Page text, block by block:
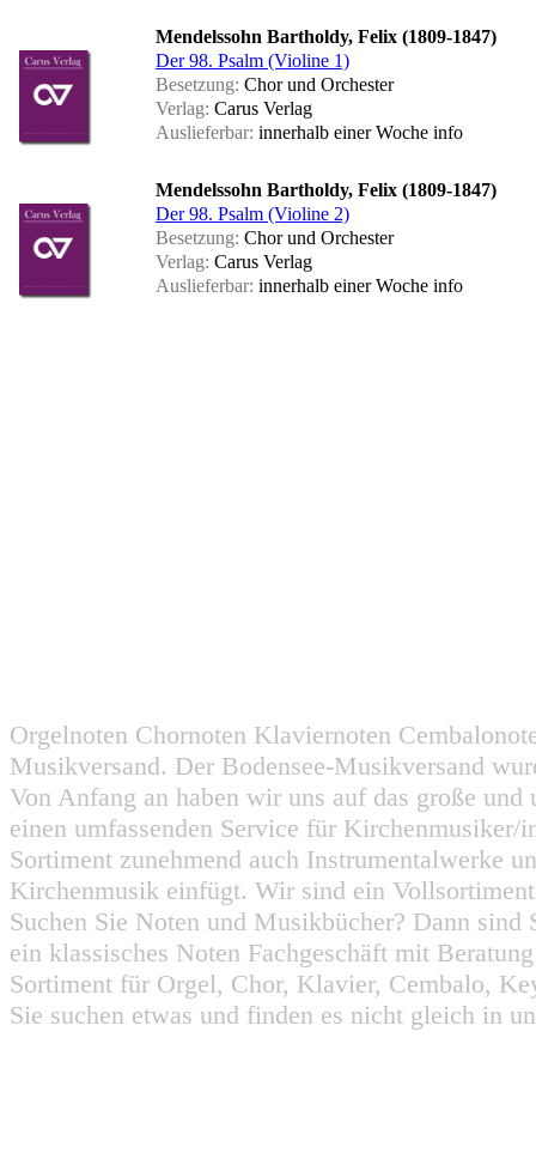
Mendelssohn Bartholdy, Felix (1809-1847)
Der 98. Psalm (Violine 1)
Besetzung: Chor und Orchester
Verlag: Carus Verlag
Auslieferbar: innerhalb einer Woche info
Mendelssohn Bartholdy, Felix (1809-1847)
Der 98. Psalm (Violine 2)
Besetzung: Chor und Orchester
Verlag: Carus Verlag
Auslieferbar: innerhalb einer Woche info
Orgelnoten Chornoten Klaviernoten
Musikversand. Der Bodensee-Musikversand
Von Anfang an haben wir uns auf das große
einen umfassenden Service für
Sortiment zunehmend auch Instrumentalwerke
Kirchenmusik einfügt. Wir sind ein
Suchen Sie Noten und Musikbücher? Dann
ein klassisches Noten Fachgeschäft mit
Sortiment für Orgel, Chor, Klavier, Cembalo,
Sie suchen etwas und finden es nicht gleich in